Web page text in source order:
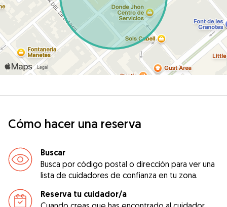
Cómo hacer una reserva
Buscar
Busca por código postal o dirección para ver una
lista de cuidadores de confianza en tu zona.
Reserva tu cuidador/a